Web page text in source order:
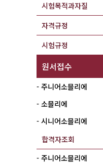
시험목적과자질
자격규정
시험규정
원서접수
- 주니어소믈리에
- 소믈리에
- 시니어소믈리에
합격자조회
- 주니어소믈리에